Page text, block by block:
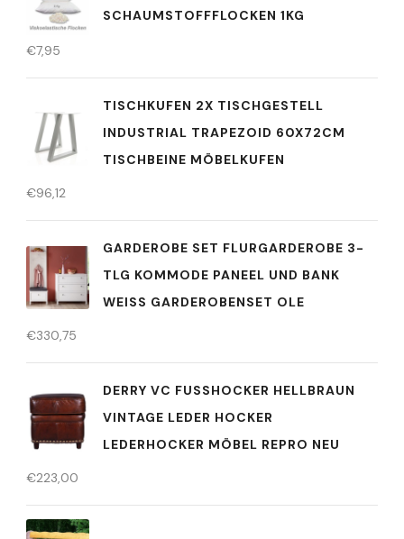
SCHAUMSTOFFFLOCKEN 1KG
€7,95
TISCHKUFEN 2X TISCHGESTELL
INDUSTRIAL TRAPEZOID 60X72CM
TISCHBEINE MÖBELKUFEN
€96,12
GARDEROBE SET FLURGARDEROBE 3-
TLG KOMMODE PANEEL UND BANK
WEISS GARDEROBENSET OLE
€330,75
DERRY VC FUSSHOCKER HELLBRAUN V
INTAGE LEDER HOCKER L
EDERHOCKER MÖBEL REPRO NEU
€223,00